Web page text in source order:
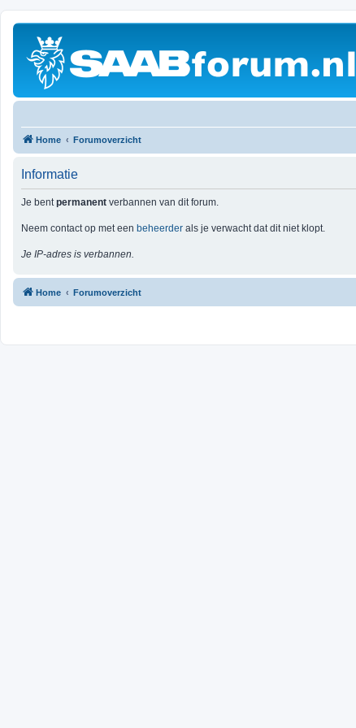
Home Forumoverzicht
Informatie
Je bentpermanent verbannen van dit forum.
Neem contact op met een beheerder als je verwacht dat dit niet klopt.
Je IP-adres is verbannen.
Home Forumoverzicht